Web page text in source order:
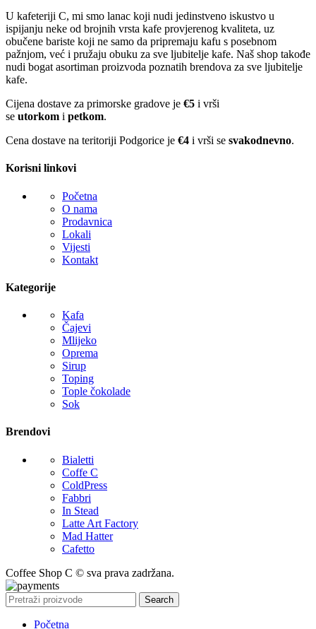
U kafeteriji C, mi smo lanac koji nudi jedinstveno iskustvo u
ispijanju neke od brojnih vrsta kafe provjerenog kvaliteta, uz
obučene bariste koji ne samo da pripremaju kafu s posebnom
pažnjom, već i pružaju obuku za sve ljubitelje kafe. Naš shop takođe
nudi bogat asortiman proizvoda poznatih brendova za sve ljubitelje
kafe.
Cijena dostave za primorske gradove je €5 i vrši
se utorkom i petkom.
Cena dostave na teritoriji Podgorice je €4 i vrši se svakodnevno.
Korisni linkovi
Početna
O nama
Prodavnica
Lokali
Vijesti
Kontakt
Kategorije
Kafa
Čajevi
Mlijeko
Oprema
Sirup
Toping
Tople čokolade
Sok
Brendovi
Bialetti
Coffe C
ColdPress
Fabbri
In Stead
Latte Art Factory
Mad Hatter
Cafetto
Coffee Shop C © sva prava zadržana.
Search
Početna